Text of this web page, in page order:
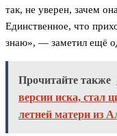
так, не уверен, зачем
Единственное, что
знаю», — заметил ещё
Прочитайте также
версии иска, стал
летней матери из